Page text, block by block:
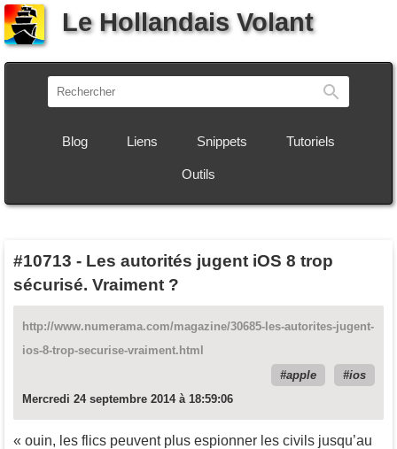
Le Hollandais Volant
Blog Liens Snippets Tutoriels
Outils
#10713 - Les autorités jugent iOS 8 trop
sécurisé. Vraiment ?
http://www.numerama.com/magazine/30685-les-autorites-jugent-
ios-8-trop-securise-vraiment.html
apple
ios
Mercredi 24 septembre 2014 à 18:59:06
« ouin, les flics peuvent plus espionner les civils jusqu’au